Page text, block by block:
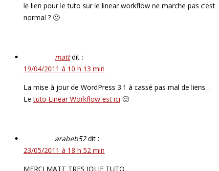
le lien pour le tuto sur le linear workflow ne marche pas c’est
normal ? 🙁
matt dit :
19/04/2011 à 10 h 13 min
La mise à jour de WordPress 3.1 à cassé pas mal de liens…
Letuto Linear Workflow est ici 🙂
arabeb52 dit :
23/05/2011 à 18 h 52 min
MERCI MATT TRES JOLIE TUTO